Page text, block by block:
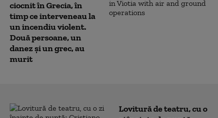
ciocnit în Grecia, în
timp ce interveneau la
un incendiu violent.
Două persoane, un
danez și un grec, au
murit
Lovitură de teatru, cu o